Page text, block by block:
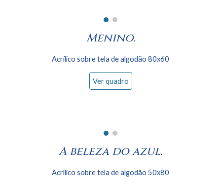
Menino.
Acrílico sobre tela de algodão 80x60
Ver quadro
A beleza do azul.
Acrílico sobre tela de algodão 50x80